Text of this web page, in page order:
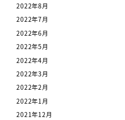
2022年8月
2022年7月
2022年6月
2022年5月
2022年4月
2022年3月
2022年2月
2022年1月
2021年12月